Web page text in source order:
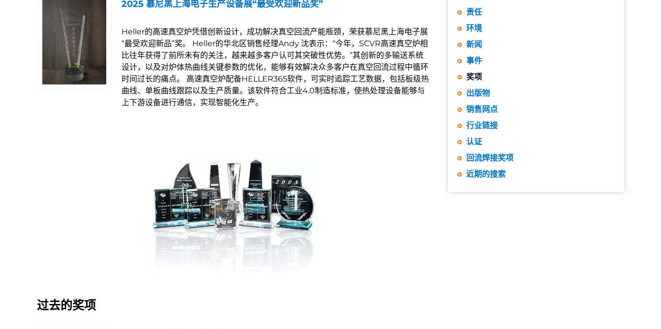
2025 慕尼黑上海电子生产设备展“最受欢迎新品奖”
Heller的高速真空炉凭借创新设计，成功解决真空回流产能瓶颈，荣获慕尼黑上海电子展
“最受欢迎新品”奖。 Heller的华北区销售经理Andy 沈表示：“今年，SCVR高速真空炉相
比往年获得了前所未有的关注，越来越多客户认可其突破性优势。”其创新的多输送系统
设计，以及对炉体热曲线关键参数的优化，能够有效解决众多客户在真空回流过程中循环
时间过长的痛点。 高速真空炉配备HELLER365软件，可实时追踪工艺数据，包括板级热
曲线、单板曲线跟踪以及生产质量。该软件符合工业4.0制造标准，使热处理设备能够与
上下游设备进行通信，实现智能化生产。
过去的奖项
责任
环境
新闻
事件
奖项
出版物
销售网点
行业链接
认证
回流焊接奖项
近期的搜索